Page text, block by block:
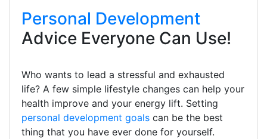
Personal Development
Advice Everyone Can Use!
Who wants to lead a stressful and exhausted
life? A few simple lifestyle changes can help your
health improve and your energy lift. Setting
personal development goals can be the best
thing that you have ever done for yourself.